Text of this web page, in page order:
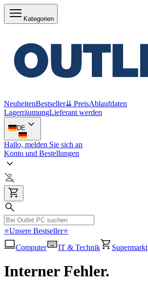
Kategorien
NeuheitenBestseller⇊ PreisAblaufdaten
LagerräumungLieferant werden
DE
Hallo, melden Sie sich an
Konto und Bestellungen
⭐Unsere Bestseller⭐
Computer
IT & Technik Supermarkt
Interner Fehler.